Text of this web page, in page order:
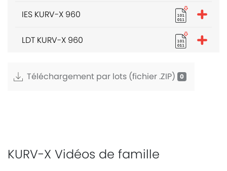
IES KURV-X 960
LDT KURV-X 960
Téléchargement par lots (fichier .ZIP)
KURV-X Vidéos de famille